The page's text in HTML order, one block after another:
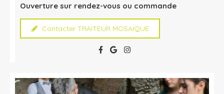
Ouverture sur rendez-vous ou commande
Contacter TRAITEUR MOSAIQUE